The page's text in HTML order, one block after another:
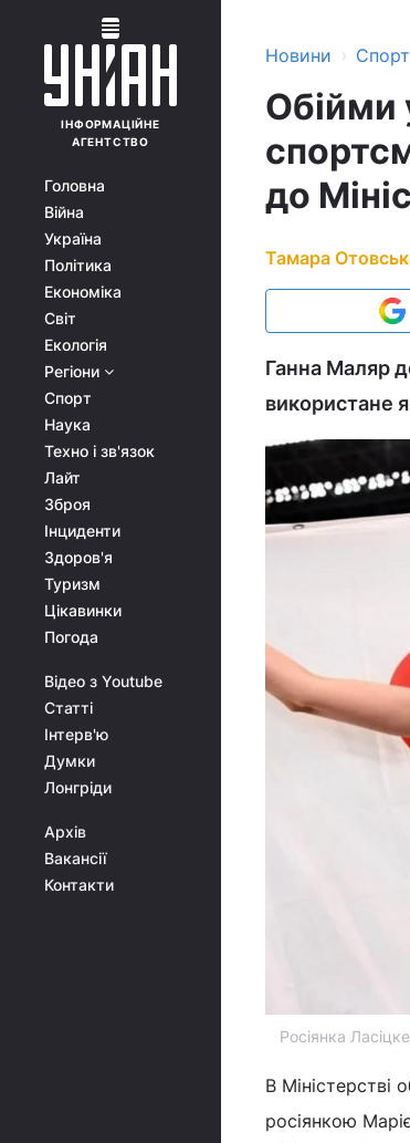
ІНФОРМАЦІЙНЕ
АГЕНТСТВО
Головна
Війна
Україна
Політика
Економіка
Світ
Екологія
Регіони
Спорт
Наука
Техно і зв'язок
Лайт
Зброя
Інциденти
Здоров'я
Туризм
Цікавинки
Погода
Відео з Youtube
Статті
Інтерв'ю
Думки
Лонгріди
Архів
Вакансії
Контакти
Новини › Спорт
Обійми
до
Тамара
Ганна Маляр
використане
Росіянка
В Міністерстві
росіянкою